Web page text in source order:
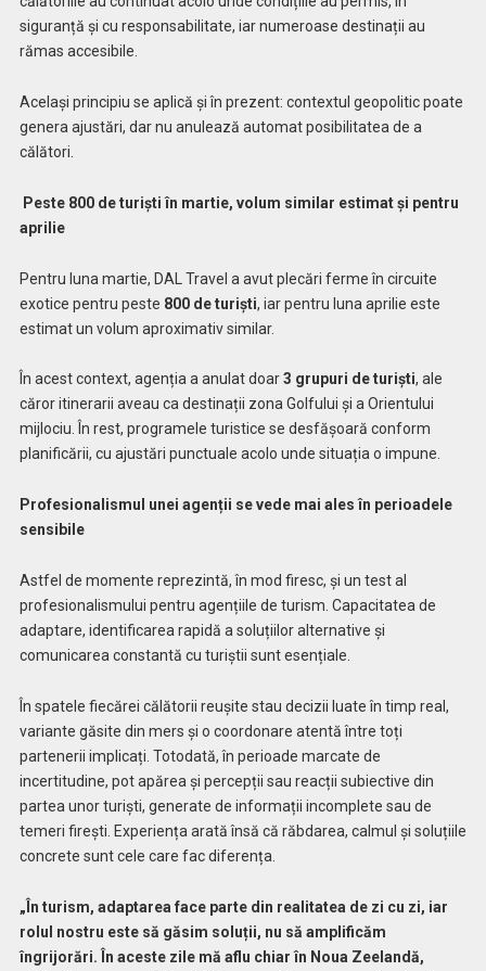
siguranță și cu responsabilitate, iar numeroase destinații au
rămas accesibile.
Același principiu se aplică și în prezent: contextul geopolitic poate
genera ajustări, dar nu anulează automat posibilitatea de a
călători.
Peste 800 de turiști în martie, volum similar estimat și pentru
aprilie
Pentru luna martie, DAL Travel a avut plecări ferme în circuite
exotice pentru peste 800 de turiști, iar pentru luna aprilie este
estimat un volum aproximativ similar.
În acest context, agenția a anulat doar3 grupuri de turiști, ale
căror itinerarii aveau ca destinații zona Golfului și a Orientului
mijlociu. În rest, programele turistice se desfășoară conform
planificării, cu ajustări punctuale acolo unde situația o impune.
Profesionalismul unei agenții se vede mai ales în perioadele
sensibile
Astfel de momente reprezintă, în mod firesc, și un test al
profesionalismului pentru agențiile de turism. Capacitatea de
adaptare, identificarea rapidă a soluțiilor alternative și
comunicarea constantă cu turiștii sunt esențiale.
În spatele fiecărei călătorii reușite stau decizii luate în timp real,
variante găsite din mers și o coordonare atentă între toți
partenerii implicați. Totodată, în perioade marcate de
incertitudine, pot apărea și percepții sau reacții subiective din
partea unor turiști, generate de informații incomplete sau de
temeri firești. Experiența arată însă că răbdarea, calmul și soluțiile
concrete sunt cele care fac diferența.
„În turism, adaptarea face parte din realitatea de zi cu zi, iar
rolul nostru este să găsim soluții, nu să amplificăm
îngrijorări. În aceste zile mă aflu chiar în Noua Zeelandă,